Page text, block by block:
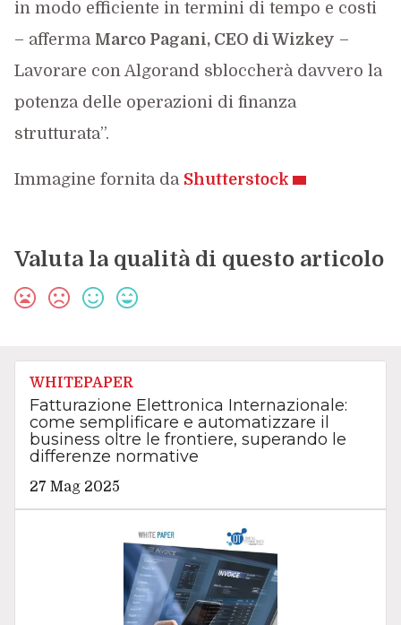
in modo efficiente in termini di tempo e costi
– afferma Marco Pagani, CEO di Wizkey –
Lavorare con Algorand sbloccherà davvero la
potenza delle operazioni di finanza
strutturata”.
Immagine fornita da Shutterstock
Valuta la qualità di questo articolo
WHITEPAPER
Fatturazione Elettronica Internazionale:
come semplificare e automatizzare il
business oltre le frontiere, superando le
differenze normative
27 Mag 2025